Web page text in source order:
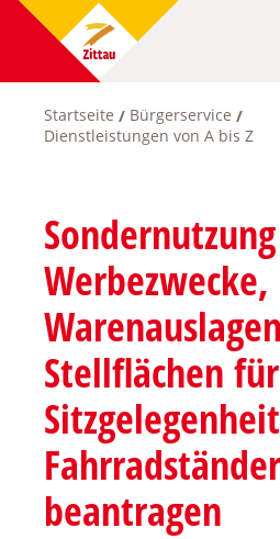
Direkt
Pfadnavigation
Startseite
Bürgerservice
Dienstleistungen von A bis Z
Werbezwecke,
Stellflächen für
Fahrradständer
beantragen